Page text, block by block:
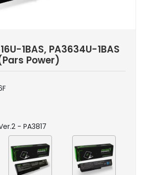
1BAS, PA3634U-1BAS
Power)
- PA3817